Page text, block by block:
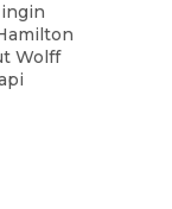
Wolff